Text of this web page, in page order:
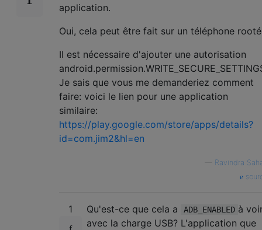
application.
Oui, cela peut être fait sur un téléphone
Il est nécessaire d'ajouter une autorisation
Je sais que vous me demanderiez comment
faire: voici le lien pour une application
similaire:
https://play.google.com/store/apps/details?
id=com.jim2&hl=en
Ravindra
1 Qu'est-ce que cela a ADB_ENABLED à
avec la charge USB? L'application que